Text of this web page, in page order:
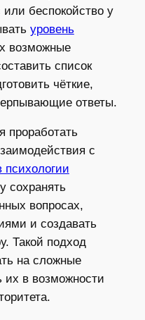
беспокойство у
уровень
возможные
список
чёткие,
ответы.
проработать
с
психологии
сохранять
вопросах,
и создавать
Такой подход
на сложные
их в возможности